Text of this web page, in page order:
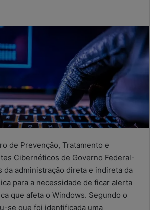
de Prevenção, Tratamento e
Cibernéticos de Governo Federal-
da administração direta e indireta da
para a necessidade de ficar alerta
que afeta o Windows. Segundo o
se que foi identificada uma